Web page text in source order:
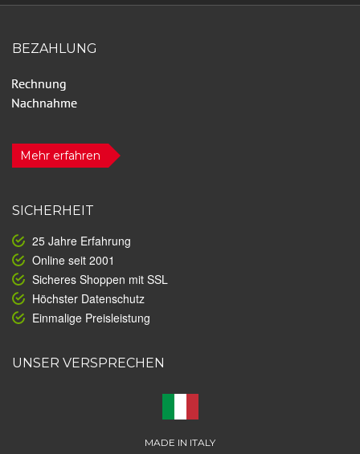
BEZAHLUNG
Mehr erfahren
SICHERHEIT
25 Jahre Erfahrung
Online seit 2001
Sicheres Shoppen mit SSL
Höchster Datenschutz
Einmalige Preisleistung
UNSER VERSPRECHEN
MADE IN ITALY